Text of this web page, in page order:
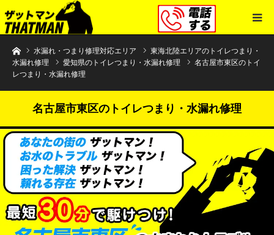
水まわりトラブル解決のザットマン
水漏れ・つまり修理対応エリア
東海北陸エリアのトイレつまり・
水漏れ修理
愛知県のトイレつまり・水漏れ修理
名古屋市東区のトイ
レつまり・水漏れ修理
名古屋市東区のトイレつまり・水漏れ修理